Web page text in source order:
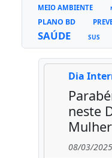
MEIO AMBIENTE
PLANO BD
SAÚDE SUS
Dia
neste
Mulher
08/03/2025